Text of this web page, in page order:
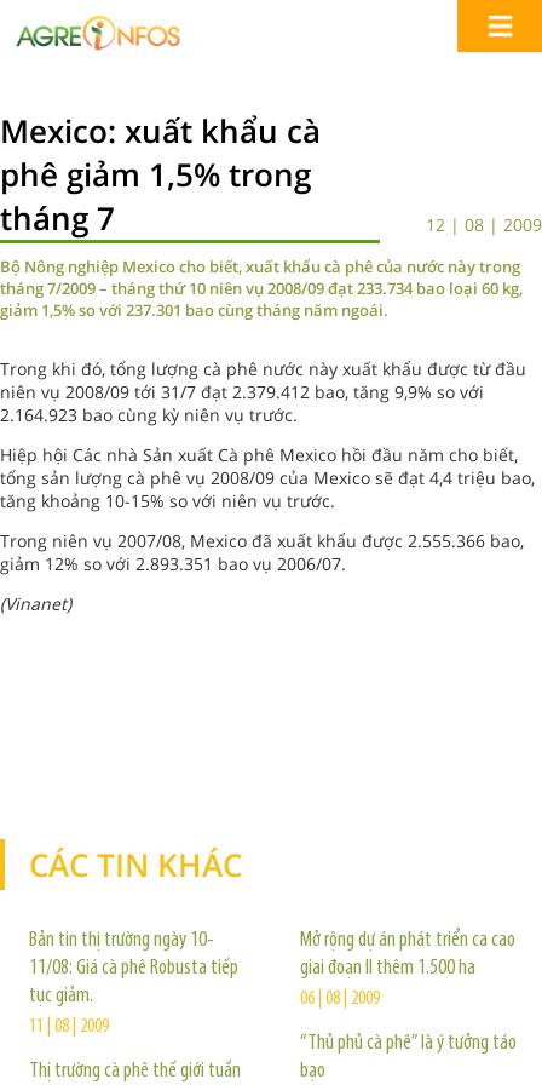
Mexico: xuất khẩu cà
phê giảm 1,5% trong
tháng 7
12 | 08 | 2009
Bộ Nông nghiệp Mexico cho biết, xuất khẩu cà phê của nước này trong
tháng 7/2009 – tháng thứ 10 niên vụ 2008/09 đạt 233.734 bao loại 60 kg,
giảm 1,5% so với 237.301 bao cùng tháng năm ngoái.
Trong khi đó, tổng lượng cà phê nước này xuất khẩu được từ đầu
niên vụ 2008/09 tới 31/7 đạt 2.379.412 bao, tăng 9,9% so với
2.164.923 bao cùng kỳ niên vụ trước.
Hiệp hội Các nhà Sản xuất Cà phê Mexico hồi đầu năm cho biết,
tổng sản lượng cà phê vụ 2008/09 của Mexico sẽ đạt 4,4 triệu bao,
tăng khoảng 10-15% so với niên vụ trước.
Trong niên vụ 2007/08, Mexico đã xuất khẩu được 2.555.366 bao,
giảm 12% so với 2.893.351 bao vụ 2006/07.
(Vinanet)
CÁC TIN KHÁC
Bản tin thị trường ngày 10-
11/08: Giá cà phê Robusta tiếp
tục giảm.
11 | 08 | 2009
Thị trường cà phê thế giới tuần
Mở rộng dự án phát triển ca cao
giai đoạn II thêm 1.500 ha
06 | 08 | 2009
“Thủ phủ cà phê” là ý tưởng táo
bạo